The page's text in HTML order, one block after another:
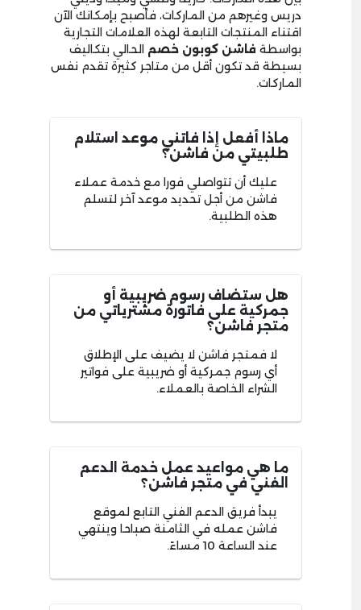
دريس وغيرهم من الماركات، فأصبح بإمكانك الآن
اقتناء المنتجات التابعة لهذه العلامات التجارية
بواسطة فاشن كوبون خصم الحالي بتكاليف
بسيطة قد تكون أقل من متاجر كثيرة تقدم نفس
الماركات.
ماذا أفعل إذا فاتني موعد استلام
طلبيتي من فاشن؟
عليك أن تتواصلي فورا مع خدمة عملاء
فاشن من أجل تحديد موعد آخر لتسلم
هذه الطلبية.
هل ستضاف رسوم ضريبية أو
جمركية على فاتورة مشترياتي من
متجر فاشن؟
لا فمتجر فاشن لا يضيف على الإطلاق
أي رسوم جمركية أو ضريبية على فواتير
الشراء الخاصة بالعملاء.
ما هي مواعيد عمل خدمة الدعم
الفني في متجر فاشن؟
يبدأ فريق الدعم الفني التابع لموقع
فاشن عمله في الثامنة صباحا وينتهي
عند الساعة 10 مساءً.